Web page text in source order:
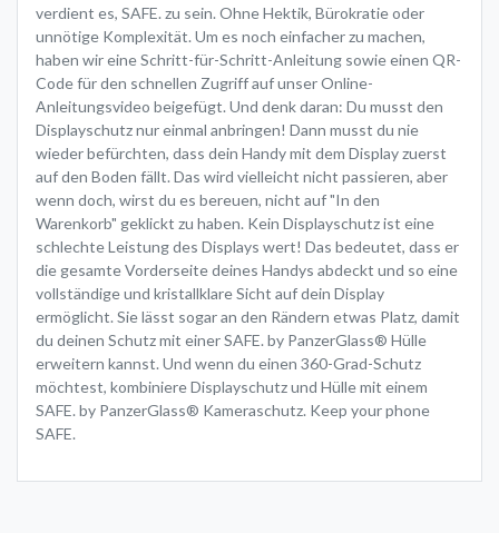
verdient es, SAFE. zu sein. Ohne Hektik, Bürokratie oder
unnötige Komplexität. Um es noch einfacher zu machen,
haben wir eine Schritt-für-Schritt-Anleitung sowie einen QR-
Code für den schnellen Zugriff auf unser Online-
Anleitungsvideo beigefügt. Und denk daran: Du musst den
Displayschutz nur einmal anbringen! Dann musst du nie
wieder befürchten, dass dein Handy mit dem Display zuerst
auf den Boden fällt. Das wird vielleicht nicht passieren, aber
wenn doch, wirst du es bereuen, nicht auf "In den
Warenkorb" geklickt zu haben. Kein Displayschutz ist eine
schlechte Leistung des Displays wert! Das bedeutet, dass er
die gesamte Vorderseite deines Handys abdeckt und so eine
vollständige und kristallklare Sicht auf dein Display
ermöglicht. Sie lässt sogar an den Rändern etwas Platz, damit
du deinen Schutz mit einer SAFE. by PanzerGlass® Hülle
erweitern kannst. Und wenn du einen 360-Grad-Schutz
möchtest, kombiniere Displayschutz und Hülle mit einem
SAFE. by PanzerGlass® Kameraschutz. Keep your phone
SAFE.